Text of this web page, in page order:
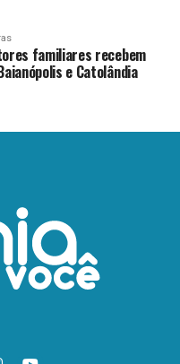
familiares recebem
e Catolândia